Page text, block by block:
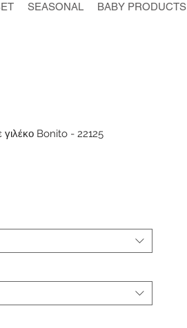
γιλέκο Bonito - 22125
SEASONAL BABY PRODUCTS